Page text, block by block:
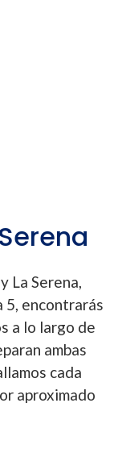
La Serena,
5, encontrarás
a lo largo de
ambas
cada
aproximado